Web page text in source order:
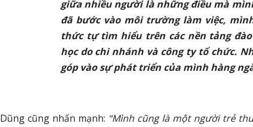
giữa nhiều người là những điều mà
đã bước vào môi trường làm việc,
thức tự tìm hiểu trên các nền tảng
học do chi nhánh và công ty tổ chức.
góp vào sự phát triển của mình hàng
Dũng cũng nhấn mạnh: “Mình cũng là một người trẻ